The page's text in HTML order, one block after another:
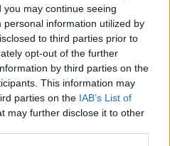
may continue seeing
information utilized by
to third parties prior to
opt-out of the further
by third parties on the
This information may
parties on the IAB’s List of
may further disclose it to other
szerepét Bajcsay
játssza, a
még
akik a
azon 300
a Tavaszébredés
castingon
Baranyai